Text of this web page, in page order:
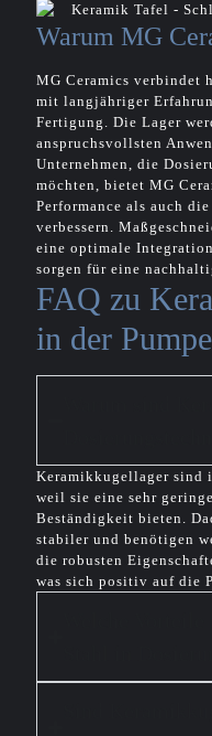
Warum MG
MG Ceramics verbindet
mit langjähriger
Fertigung. Die Lager
anspruchsvollsten
Unternehmen, die
möchten, bietet MG
Performance als auch
verbessern.
eine optimale
sorgen für eine
FAQ zu
in der
Keramikkugellager sind
weil sie eine sehr
Beständigkeit bieten.
stabiler und benötigen
die robusten
was sich positiv auf die